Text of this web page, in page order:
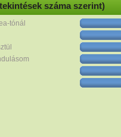
száma szerint)
tónál